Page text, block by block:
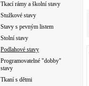
Tkací rámy a školní stavy
Stužkové stavy
Stavy s pevným listem
Stolní stavy
Podlahové stavy
Programovatelné "dobby"
stavy
Tkaní s dětmi